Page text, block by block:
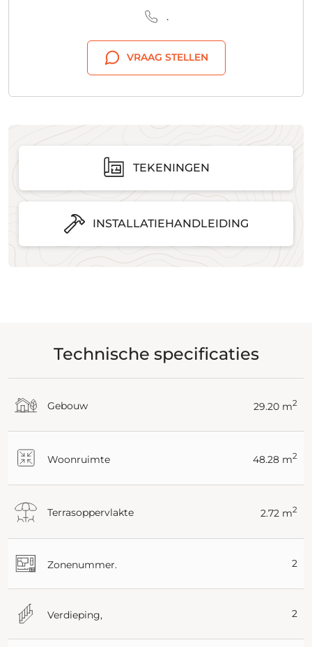
.
VRAAG STELLEN
TEKENINGEN
INSTALLATIEHANDLEIDING
Technische specificaties
Gebouw 29.20 m2
Woonruimte 48.28 m2
Terrasoppervlakte 2.72 m2
Zonenummer. 2
Verdieping, 2